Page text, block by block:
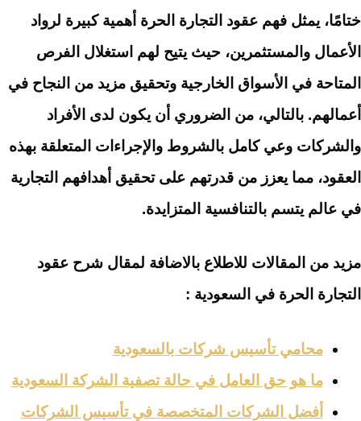
ختامًا، يمثل فهم عقود التجارة الحرة أهمية كبيرة لرواد
الأعمال والمستثمرين، حيث يتيح لهم استغلال الفرص
المتاحة في الأسواق الخارجية وتحقيق مزيد من النجاح في
أعمالهم. بالتالي، من الضروري أن يكون لدى الأفراد
والشركات وعي كامل بالشروط والإجراءات المتعلقة بهذه
العقود، مما يعزز من قدرتهم على تحقيق أهدافهم التجارية
في عالم يتسم بالتنافسية المتزايدة.
مزيد من المقالات للاطلاع بالاضافة لمقال شرح عقود
التجارة الحرة في السعودية :
محامي تأسيس شركات بالسعودية
ما هو حق العامل في حالة تصفية الشركة السعودية
أفضل الشركات المتخصصة في تأسيس الشركات